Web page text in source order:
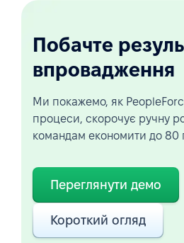
Побачте
впровадження
Ми покажемо, як
процеси, скорочує ручну
командам економити до 80
Переглянути демо
Короткий огляд